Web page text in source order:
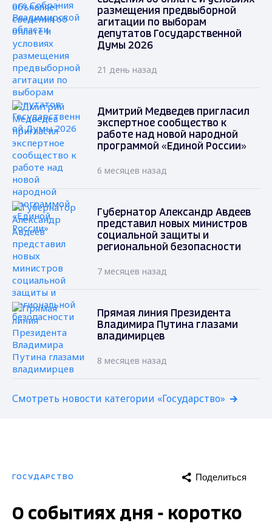
размещения предвыборной
агитации по выборам
депутатов Государственной
Думы 2026
21 день назад
Дмитрий Медведев пригласил
экспертное сообщество к
работе над новой народной
программой «Единой России»
6 месяцев назад
Губернатор Александр Авдеев
представил новых министров
социальной защиты и
региональной безопасности
7 месяцев назад
Прямая линия Президента
Владимира Путина глазами
владимирцев
8 месяцев назад
Смотреть новости категории «Государство»
ГОСУДАРСТВО Поделиться
О событиях дня - коротко